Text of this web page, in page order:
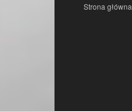
Strona główna